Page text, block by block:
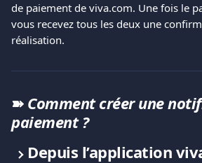
de paiement de viva.com. Une fois le
vous recevez tous les deux une
réalisation.
➽ Comment créer une
paiement ?
Depuis l’application